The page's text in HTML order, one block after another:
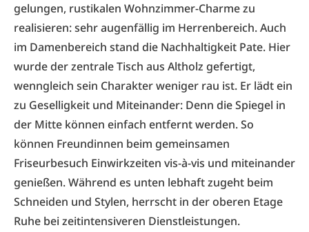
gelungen, rustikalen Wohnzimmer-Charme zu
realisieren: sehr augenfällig im Herrenbereich. Auch
im Damenbereich stand die Nachhaltigkeit Pate. Hier
wurde der zentrale Tisch aus Altholz gefertigt,
wenngleich sein Charakter weniger rau ist. Er lädt ein
zu Geselligkeit und Miteinander: Denn die Spiegel in
der Mitte können einfach entfernt werden. So
können Freundinnen beim gemeinsamen
Friseurbesuch Einwirkzeiten vis-à-vis und miteinander
genießen. Während es unten lebhaft zugeht beim
Schneiden und Stylen, herrscht in der oberen Etage
Ruhe bei zeitintensiveren Dienstleistungen.